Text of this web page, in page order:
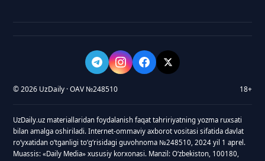
© 2026 UzDaily · OAV №248510 18+
UzDaily.uz materiallaridan foydalanish faqat tahririyatning yozma ruxsati
bilan amalga oshiriladi. Internet-ommaviy axborot vositasi sifatida davlat
roʻyxatidan oʻtganligi toʻgʻrisidagi guvohnoma №248510, 2024 yil 1 aprel.
Muassis: «Daily Media» xususiy korxonasi. Manzil: Oʻzbekiston, 100180,